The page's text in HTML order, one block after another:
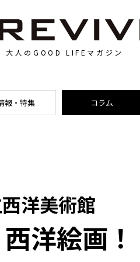
大人のGOOD LIFEマガジン
報・特集 コラム
洋美術館
洋絵画！